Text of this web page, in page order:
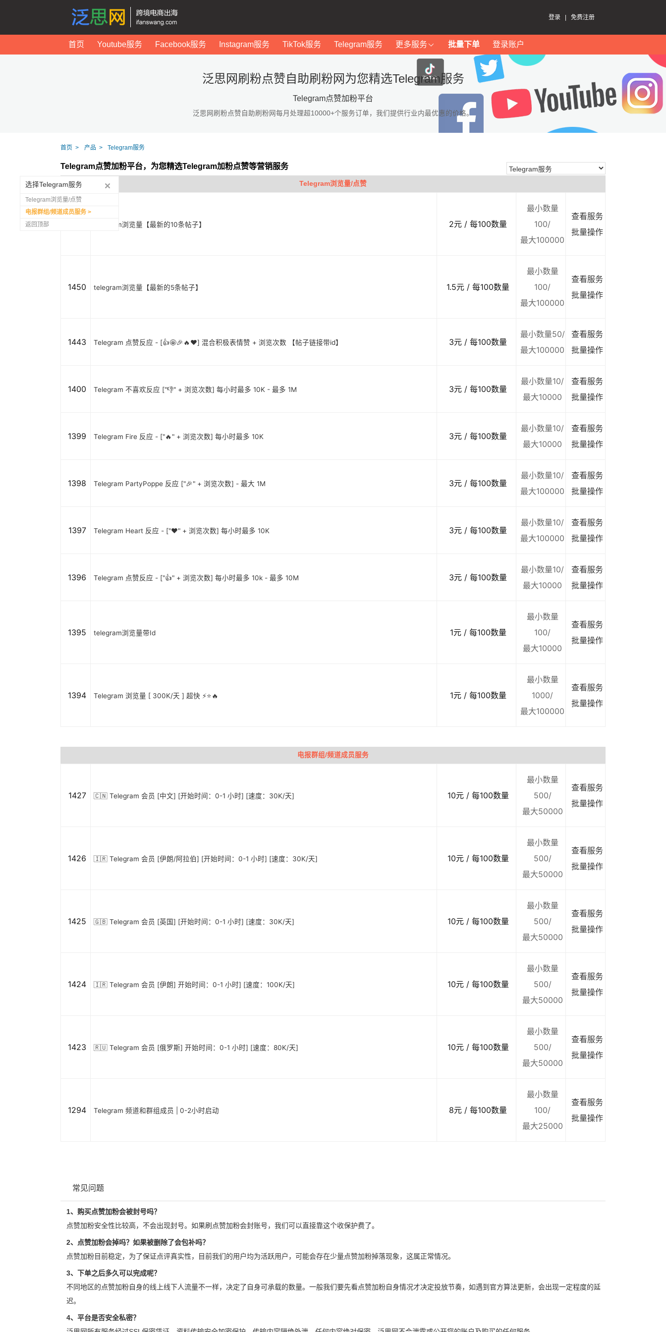
登录 免费注册
首页 Youtube服务 Facebook服务 Instagram服务 TikTok服务 Telegram服务 更多服务 批量下单 登录账户
泛思网刷粉点赞自助刷粉网为您精选Telegram服务
Telegram点赞加粉平台
泛思网刷粉点赞自助刷粉网每月处理超10000+个服务订单，我们提供行业内最优惠的价格。
首页 产品 Telegram服务
Telegram点赞加粉平台，为您精选Telegram加粉点赞等营销服务
Telegram浏览量/点赞
telegram浏览量【最新的10条帖子】 2元 / 每100数量
最小数量
100/
最大100000
查看服务
批量操作
1450 telegram浏览量【最新的5条帖子】 1.5元 / 每100数量
最小数量
100/
最大100000
查看服务
批量操作
1443 Telegram 点赞反应 - [👍🤩🎉🔥❤️] 混合积极表情赞 + 浏览次数 【帖子链接带id】 3元 / 每100数量
最小数量50/
最大100000
查看服务
批量操作
1400 Telegram 不喜欢反应 ["👎" + 浏览次数] 每小时最多 10K - 最多 1M 3元 / 每100数量
最小数量10/
最大10000
查看服务
批量操作
1399 Telegram Fire 反应 - ["🔥" + 浏览次数] 每小时最多 10K 3元 / 每100数量
最小数量10/
最大10000
查看服务
批量操作
1398 Telegram PartyPoppe 反应 ["🎉" + 浏览次数] - 最大 1M 3元 / 每100数量
最小数量10/
最大100000
查看服务
批量操作
1397 Telegram Heart 反应 - ["❤️" + 浏览次数] 每小时最多 10K 3元 / 每100数量
最小数量10/
最大100000
查看服务
批量操作
1396 Telegram 点赞反应 - ["👍" + 浏览次数] 每小时最多 10k - 最多 10M 3元 / 每100数量
最小数量10/
最大10000
查看服务
批量操作
1395 telegram浏览量带Id 1元 / 每100数量
最小数量
100/
最大10000
查看服务
批量操作
1394 Telegram 浏览量 [ 300K/天 ] 超快 ⚡️⭐🔥 1元 / 每100数量
最小数量
1000/
最大100000
查看服务
批量操作
电报群组/频道成员服务
1427 🇨🇳 Telegram 会员 [中文] [开始时间：0-1 小时] [速度：30K/天] 10元 / 每100数量
最小数量
500/
最大50000
查看服务
批量操作
1426 🇮🇷 Telegram 会员 [伊朗/阿拉伯] [开始时间：0-1 小时] [速度：30K/天] 10元 / 每100数量
最小数量
500/
最大50000
查看服务
批量操作
1425 🇬🇧 Telegram 会员 [英国] [开始时间：0-1 小时] [速度：30K/天] 10元 / 每100数量
最小数量
500/
最大50000
查看服务
批量操作
1424 🇮🇷 Telegram 会员 [伊朗] 开始时间：0-1 小时] [速度：100K/天] 10元 / 每100数量
最小数量
500/
最大50000
查看服务
批量操作
1423 🇷🇺 Telegram 会员 [俄罗斯] 开始时间：0-1 小时] [速度：80K/天] 10元 / 每100数量
最小数量
500/
最大50000
查看服务
批量操作
1294 Telegram 频道和群组成员 | 0-2小时启动 8元 / 每100数量
最小数量
100/
最大25000
查看服务
批量操作
常见问题
1、购买点赞加粉会被封号吗？
点赞加粉安全性比较高，不会出现封号。如果刷点赞加粉会封账号，我们可以直接靠这个收保护费了。
2、点赞加粉会掉吗？如果被删除了会包补吗？
点赞加粉目前稳定，为了保证点评真实性，目前我们的用户均为活跃用户，可能会存在少量点赞加粉掉落现象，这属正常情况。
3、下单之后多久可以完成呢？
不同地区的点赞加粉自身的线上线下人流量不一样，决定了自身可承载的数量。一般我们要先看点赞加粉自身情况才决定投放节奏，如遇到官方算法更新，会出现一定程度的延
迟。
4、平台是否安全私密？
选择Telegram服务
Telegram浏览量/点赞
电报群组/频道成员服务
返回顶部